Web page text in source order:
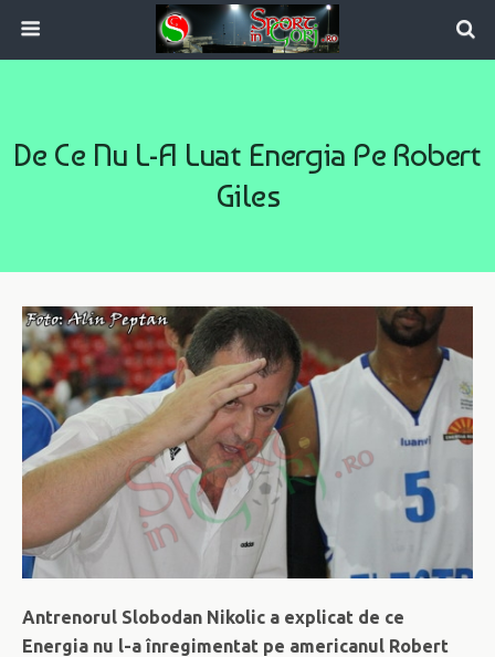
De Ce Nu L-A Luat Energia Pe Robert
Giles
Antrenorul Slobodan Nikolic a explicat de ce
Energia nu l-a înregimentat pe americanul Robert